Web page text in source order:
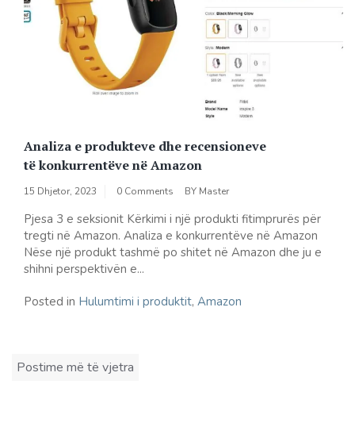
Analiza e produkteve dhe recensioneve
të konkurrentëve në Amazon
15 Dhjetor, 2023 0 Comments BY Master
Pjesa 3 e seksionit Kërkimi i një produkti fitimprurës për
tregti në Amazon. Analiza e konkurrentëve në Amazon
Nëse një produkt tashmë po shitet në Amazon dhe ju e
shihni perspektivën e...
Posted in Hulumtimi i produktit, Amazon
Lëvizje
Postime më të vjetra